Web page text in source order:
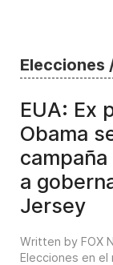
Elecciones
EUA: Ex
Obama
a
Jersey
Written by FOX
Elecciones en